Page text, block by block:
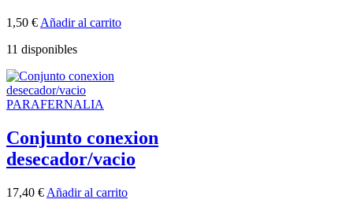
1,50 € Añadir al carrito
11 disponibles
PARAFERNALIA
Conjunto conexion
desecador/vacio
17,40 € Añadir al carrito